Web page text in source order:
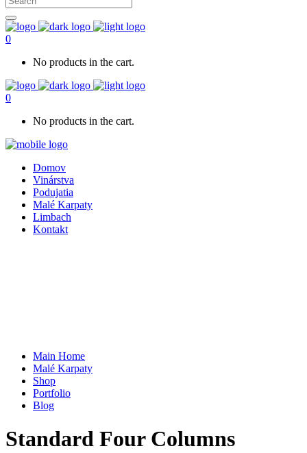
0
No products in the cart.
0
No products in the cart.
Domov
Vinárstva
Podujatia
Malé Karpaty
Limbach
Kontakt
Main Home
Malé Karpaty
Shop
Portfolio
Blog
Standard Four Columns